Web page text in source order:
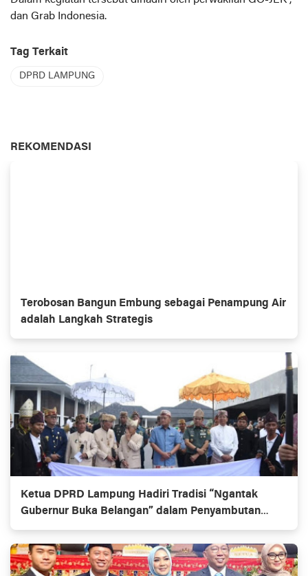
dan Grab Indonesia.
Tag Terkait
DPRD LAMPUNG
REKOMENDASI
Terobosan Bangun Embung sebagai Penampung Air
adalah Langkah Strategis
Ketua DPRD Lampung Hadiri Tradisi “Ngantak
Gubernur Buka Belangan” dalam Penyambutan
Gubernur Baru